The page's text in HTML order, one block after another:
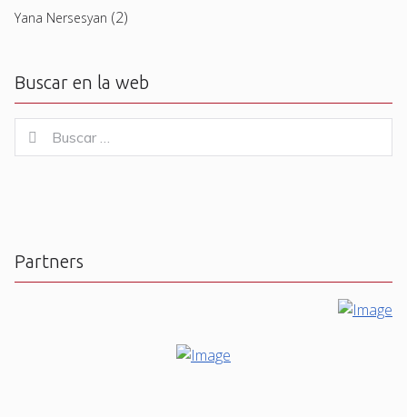
Yana Nersesyan (2)
Buscar en la web
for:
Buscar
Partners